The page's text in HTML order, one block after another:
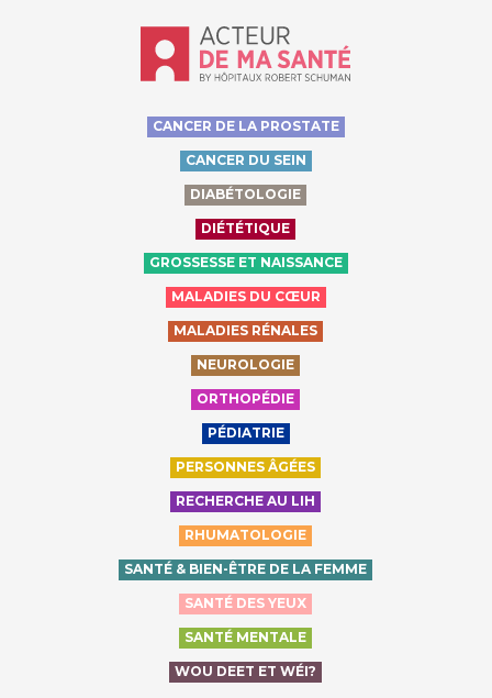
Accueil - Acteur de ma santé, by
CANCER DE LA PROSTATE
CANCER DU SEIN
DIABÉTOLOGIE
DIÉTÉTIQUE
GROSSESSE ET NAISSANCE
MALADIES DU CŒUR
MALADIES RÉNALES
NEUROLOGIE
ORTHOPÉDIE
PÉDIATRIE
PERSONNES ÂGÉES
RECHERCHE AU LIH
RHUMATOLOGIE
SANTÉ & BIEN-ÊTRE DE LA FEMME
SANTÉ DES YEUX
SANTÉ MENTALE
WOU DEET ET WÉI?